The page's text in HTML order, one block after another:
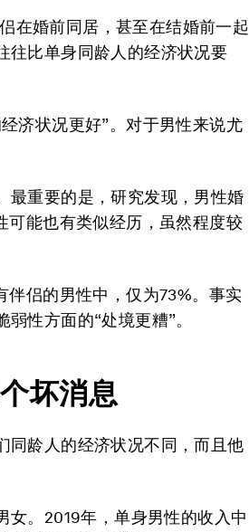
在婚前同居，甚至在结婚前一起
往比单身同龄人的经济状况要
济状况更好”。对于男性来说尤
最重要的是，研究发现，男性婚
可能也有类似经历，虽然程度较
伴侣的男性中，仅为73%。事实
性方面的“处境更糟”。
坏消息
同龄人的经济状况不同，而且他
女。2019年，单身男性的收入中